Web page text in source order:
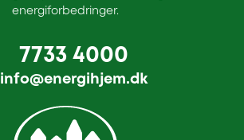
energiforbedringer.
7733 4000
info@energihjem.dk